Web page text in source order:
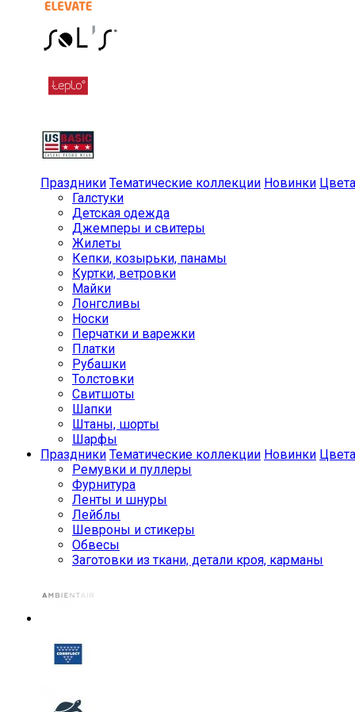
Праздники Тематические коллекции Новинки Цвета
Галстуки
Детская одежда
Джемперы и свитеры
Жилеты
Кепки, козырьки, панамы
Куртки, ветровки
Майки
Лонгсливы
Носки
Перчатки и варежки
Платки
Рубашки
Толстовки
Свитшоты
Шапки
Штаны, шорты
Шарфы
Праздники Тематические коллекции Новинки Цвета
Ремувки и пуллеры
Фурнитура
Ленты и шнуры
Лейблы
Шевроны и стикеры
Обвесы
Заготовки из ткани, детали кроя, карманы